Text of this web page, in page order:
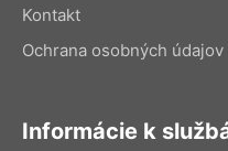
Kontakt
Ochrana osobných údajov
Informácie k